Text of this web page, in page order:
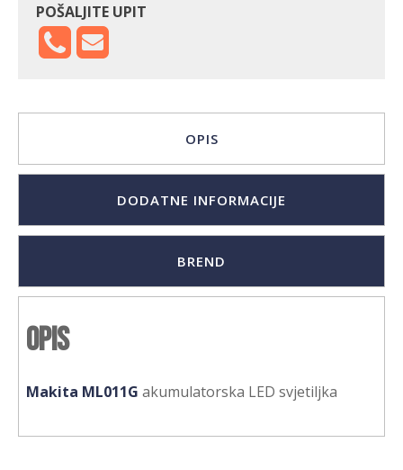
POŠALJITE UPIT
OPIS
DODATNE INFORMACIJE
BREND
Opis
Makita ML011G akumulatorska LED svjetiljka